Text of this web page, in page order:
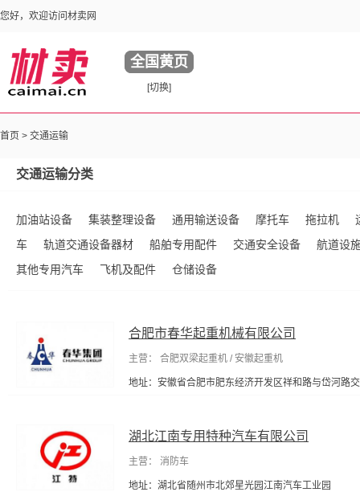
您好，欢迎访问材卖网
全国黄页
[切换]
首页 > 交通运输
交通运输分类
加油站设备 集装整理设备 通用输送设备 摩托车 拖拉机
车
轨道交通设备器材 船舶专用配件 交通安全设备
航道设
其他专用汽车
飞机及配件 仓储设备
合肥市春华起重机械有限公司
主营： 合肥双梁起重机 / 安徽起重机
地址：安徽省合肥市肥东经济开发区祥和路与岱河路
湖北江南专用特种汽车有限公司
主营： 消防车
地址：湖北省随州市北郊星光园江南汽车工业园